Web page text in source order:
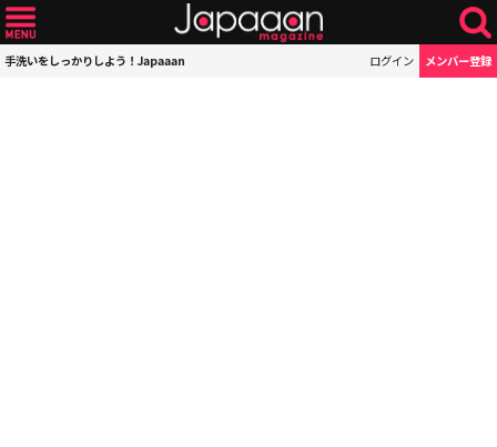
手洗いをしっかりしよう！Japaaan ログイン メンバー登録